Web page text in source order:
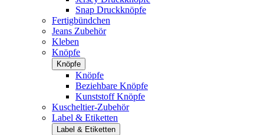
Snap Druckknöpfe
Fertigbündchen
Jeans Zubehör
Kleben
Knöpfe
Knöpfe
Knöpfe
Beziehbare Knöpfe
Kunststoff Knöpfe
Kuscheltier-Zubehör
Label & Etiketten
Label & Etiketten